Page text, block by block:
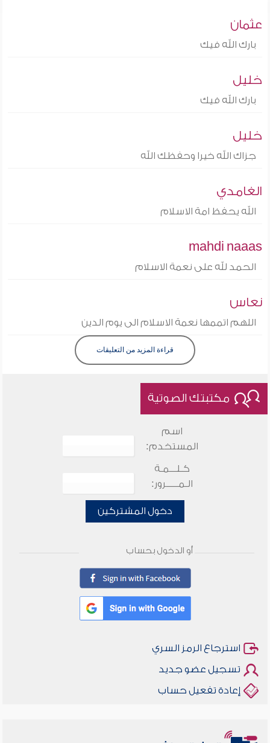
عثمان
بارك الله فيك
خليل
بارك الله فيك
خليل
جزاك الله خيرا وحفظك الله
الغامدي
الله يحفظ امة الاسلام
mahdi naaas
الحمد لله على نعمة الاسلام
نعاس
اللهم اتممها نعمة الاسلام الى يوم الدين
قراءة المزيد من التعليقات
مكتبتك الصوتية
اسم
المستخدم:
كـلـــمـة
الـمـــــرور:
دخول المشتركين
أو الدخول بحساب
استرجاع الرمز السري
تسجيل عضو جديد
إعادة تفعيل حساب